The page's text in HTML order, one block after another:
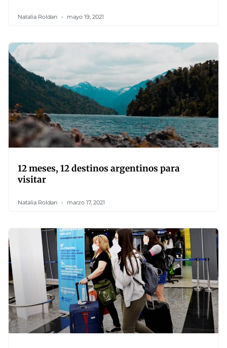
Natalia Roldan mayo 19, 2021
12 meses, 12 destinos argentinos para
visitar
Natalia Roldan marzo 17, 2021